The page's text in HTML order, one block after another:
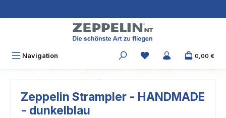
Navigation 0,00 €
Zeppelin Strampler - HANDMADE
- dunkelblau